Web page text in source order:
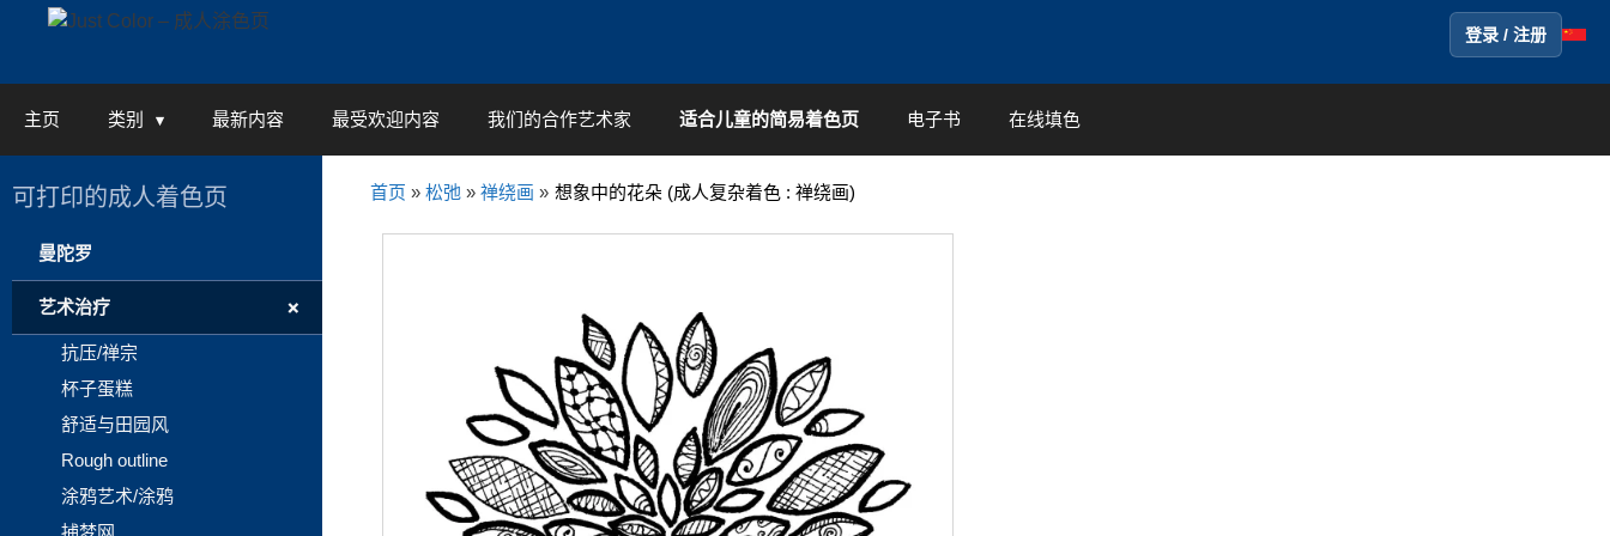
登录 / 注册
主页 类别 最新内容 最受欢迎内容 我们的合作艺术家 适合儿童的简易着色页 电子书 在线填色
首页 » 松弛» 禅绕画 » 想象中的花朵 (成人复杂着色 : 禅绕画)
可打印的成人着色页
曼陀罗
+
艺术治疗
抗压/禅宗
杯子蛋糕
舒适与田园风
Rough outline
涂鸦艺术/涂鸦
捕梦网